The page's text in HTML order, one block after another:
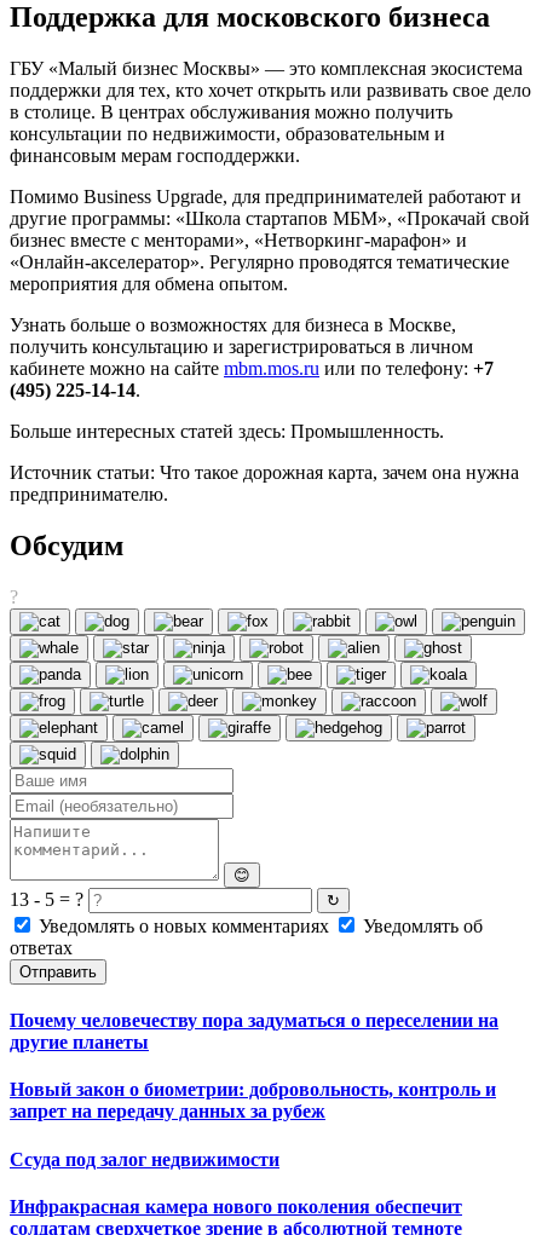
Поддержка для московского бизнеса
ГБУ «Малый бизнес Москвы» — это комплексная экосистема
поддержки для тех, кто хочет открыть или развивать свое дело
в столице. В центрах обслуживания можно получить
консультации по недвижимости, образовательным и
финансовым мерам господдержки.
Помимо Business Upgrade, для предпринимателей работают и
другие программы: «Школа стартапов МБМ», «Прокачай свой
бизнес вместе с менторами», «Нетворкинг-марафон» и
«Онлайн-акселератор». Регулярно проводятся тематические
мероприятия для обмена опытом.
Узнать больше о возможностях для бизнеса в Москве,
получить консультацию и зарегистрироваться в личном
кабинете можно на сайте mbm.mos.ru или по телефону: +7
(495) 225-14-14.
Больше интересных статей здесь: Промышленность.
Источник статьи: Что такое дорожная карта, зачем она нужна
предпринимателю.
Обсудим
?
😊
13 - 5 = ? ↻
Уведомлять о новых комментариях
Уведомлять об
ответах
Отправить
Почему человечеству пора задуматься о переселении на
другие планеты
Новый закон о биометрии: добровольность, контроль и
запрет на передачу данных за рубеж
Ссуда под залог недвижимости
Инфракрасная камера нового поколения обеспечит
солдатам сверхчеткое зрение в абсолютной темноте